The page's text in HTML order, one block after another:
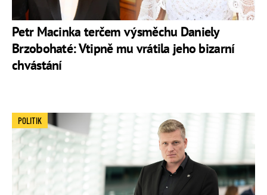
Petr Macinka terčem výsměchu Daniely
Brzobohaté: Vtipně mu vrátila jeho bizarní
chvástání
POLITIK